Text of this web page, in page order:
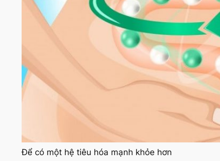
Để có một hệ tiêu hóa mạnh khỏe hơn